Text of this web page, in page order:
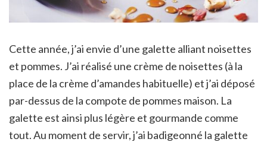
Cette année, j’ai envie d’une galette alliant noisettes
et pommes. J’ai réalisé une crème de noisettes (à la
place de la crème d’amandes habituelle) et j’ai déposé
par-dessus de la compote de pommes maison. La
galette est ainsi plus légère et gourmande comme
tout. Au moment de servir, j’ai badigeonné la galette